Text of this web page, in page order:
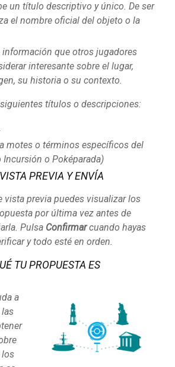
un título descriptivo y único. De ser
el nombre oficial del objeto o la
información que otros jugadores
interesante sobre el lugar,
su historia o su contexto.
títulos o descripciones:
motes o términos específicos del
o Poképarada)
PREVIA Y ENVÍA
vista previa puedes visualizar los
por última vez antes de
Pulsa Confirmarcuando hayas
y todo esté en orden.
TU PROPUESTA ES
a
los